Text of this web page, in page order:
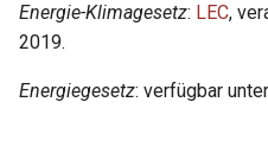
Energie-Klimagesetz: LEC,
2019.
Energiegesetz: verfügbar unter